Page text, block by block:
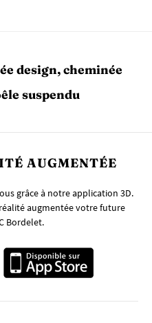
design, cheminée
suspendu
AUGMENTÉE
grâce à notre application 3D.
augmentée votre future
Bordelet.